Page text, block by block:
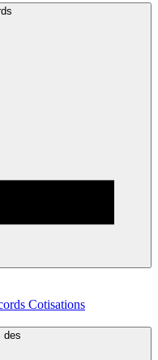
Cotisations
des